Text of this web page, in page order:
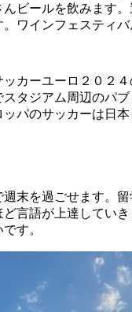
んビールを飲みます
ワインフェスティ
ッカーユーロ２０２
タジアム周辺のパ
ッパのサッカーは日
週末を過ごせます。
言語が上達してい
す。